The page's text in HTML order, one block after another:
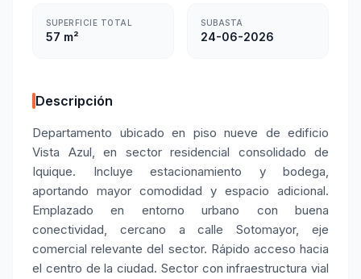
SUPERFICIE TOTAL
57 m²
SUBASTA
24-06-2026
Descripción
Departamento ubicado en piso nueve de edificio
Vista Azul, en sector residencial consolidado de
Iquique. Incluye estacionamiento y bodega,
aportando mayor comodidad y espacio adicional.
Emplazado en entorno urbano con buena
conectividad, cercano a calle Sotomayor, eje
comercial relevante del sector. Rápido acceso hacia
el centro de la ciudad. Sector con infraestructura vial